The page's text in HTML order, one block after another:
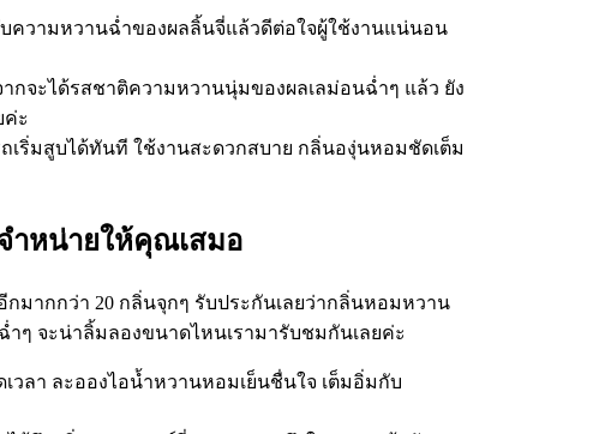
บความหวานฉ่ำของผลลิ้นจี่แล้วดีต่อใจผู้ใช้งานแน่นอน
กจะได้รสชาติความหวานนุ่มของผลเลม่อนฉ่ำๆ แล้ว ยัง
ค่ะ
ริ่มสูบได้ทันที ใช้งานสะดวกสบาย กลิ่นองุ่นหอมชัดเต็ม
ำหน่ายให้คุณเสมอ
มากกว่า 20 กลิ่นจุกๆ รับประกันเลยว่ากลิ่นหอมหวาน
จะน่าลิ้มลองขนาดไหนเรามารับชมกันเลยค่ะ
วลา ละอองไอน้ำหวานหอมเย็นชื่นใจ เต็มอิ่มกับ